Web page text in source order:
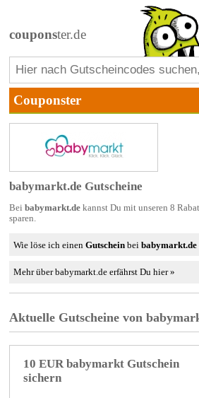
couponster.de
babymarkt.de Gutscheine
Bei babymarkt.dekannst Du mit unseren 8
sparen.
Wie löse ich einenGutschein beibabymarkt.de
Mehr über babymarkt.de erfährst Du hier »
Aktuelle Gutscheine von
10 EUR babymarkt Gutschein
sichern